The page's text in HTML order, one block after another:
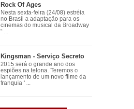
Rock Of Ages
Nesta sexta-feira (24/08) estréia
no Brasil a adaptação para os
cinemas do musical da Broadway
“ ...
Kingsman - Serviço Secreto
2015 será o grande ano dos
espiões na telona. Teremos o
lançamento de um novo filme da
franquia ' ...